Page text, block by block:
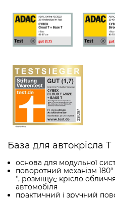
База для автокрісла T
основа для модульної
поворотний механізм
°, розміщує крісло
автомобіля
практичний і зручний